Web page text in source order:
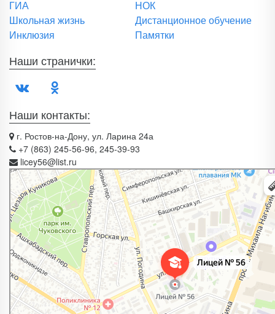
ГИА
НОК
Школьная жизнь
Дистанционное обучение
Инклюзия
Памятки
Наши странички:
Наши контакты:
г. Ростов-на-Дону, ул. Ларина 24а
+7 (863) 245-56-96, 245-39-93
licey56@list.ru